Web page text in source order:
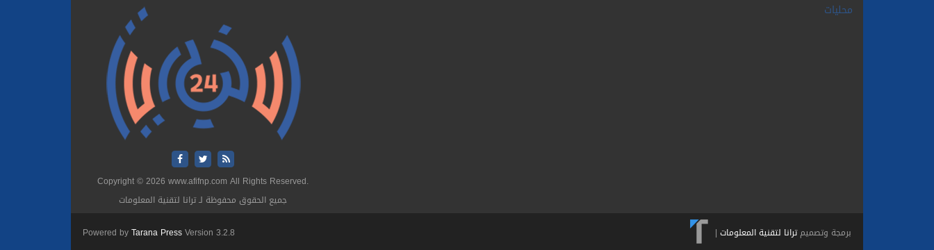
محليات
Copyright © 2026 www.afifnp.com All Rights Reserved.
جميع الحقوق محفوظة لـ ترانا لتقنية المعلومات
Powered byTarana PressVersion 3.2.8 برمجة وتصميمترانا لتقنية المعلومات |